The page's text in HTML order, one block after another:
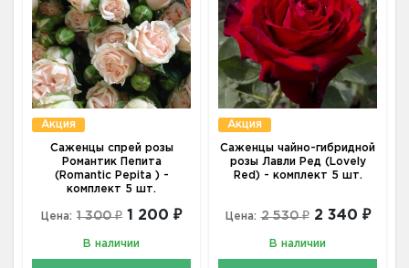
Акция
Саженцы спрей розы
Романтик Пепита
(Romantic Pepita ) -
комплект 5 шт.
Цена: 1 300 ₽ 1 200 ₽
В наличии
Акция
Саженцы чайно-гибридной
розы Лавли Ред (Lovely
Red) - комплект 5 шт.
Цена: 2 530 ₽ 2 340 ₽
В наличии